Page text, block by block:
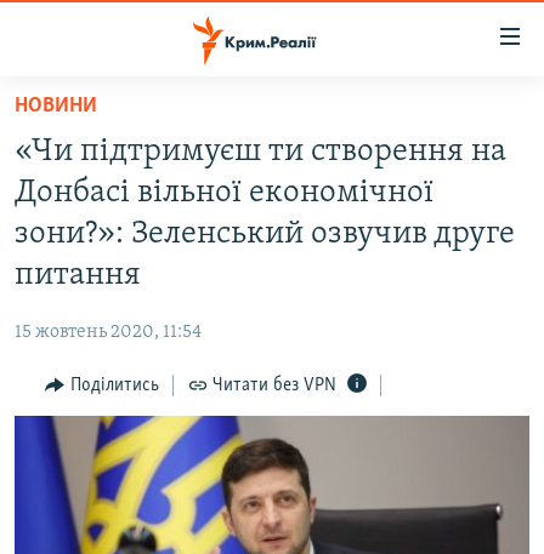
Перейти
основного
матеріалу
до
основної
Перейти
пошуку
ВОДА.КРИМ
ВІДЕО ТА ФОТО
ІНТЕРВ'Ю
ВСЕ ЗА ДЕНЬ
СПЕЦПРОЕКТИ
ДЕПОРТАЦІЯ
ЯК ОБІЙТИ БЛОКУВАННЯ
НОВИНИ
«Чи підтримуєш ти створення на
Донбасі вільної економічної
зони?»: Зеленський озвучив друге
питання
15 жовтень 2020, 11:54
Поділитись Читати без VPN